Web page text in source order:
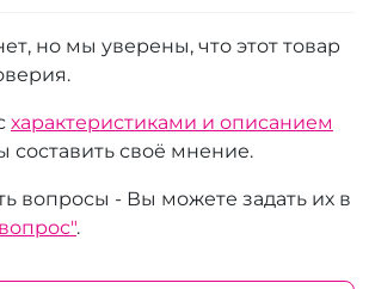
но мы уверены, что этот товар
характеристиками и описанием
составить своё мнение.
вопросы - Вы можете задать их в
.